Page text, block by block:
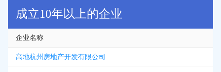
成立10年以上的企业
企业名称
高地杭州房地产开发有限公司